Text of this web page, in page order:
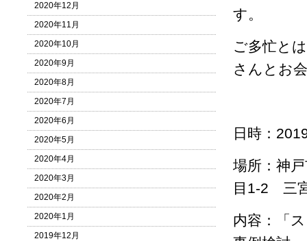
す。
ご多忙と
さんとお
日時：
場所：神
目1-2 三
内容：「
2020年12月
2020年11月
2020年10月
2020年9月
2020年8月
2020年7月
2020年6月
2020年5月
2020年4月
2020年3月
2020年2月
2020年1月
2019年12月